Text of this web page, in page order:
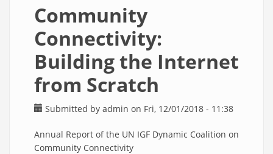
Community
Connectivity:
Building the Internet
from Scratch
Submitted by admin on Fri, 12/01/2018 - 11:38
Annual Report of the UN IGF Dynamic Coalition on
Community Connectivity